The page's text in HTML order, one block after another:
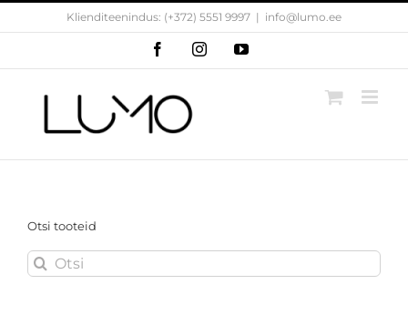
Skip
Klienditeenindus: (+372) 5551 9997 | info@lumo.ee
FacebookInstagramYouTube
Otsi tooteid
Search
for: